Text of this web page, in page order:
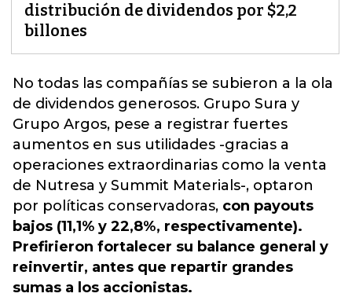
distribución de dividendos por $2,2
billones
No todas las compañías se subieron a la ola
de dividendos generosos. Grupo Sura y
Grupo Argos, pese a registrar fuertes
aumentos en sus utilidades -gracias a
operaciones extraordinarias como la venta
de Nutresa y Summit Materials-, optaron
por políticas conservadoras, con payouts
bajos (11,1% y 22,8%, respectivamente).
Prefirieron fortalecer su balance general y
reinvertir, antes que repartir grandes
sumas a los accionistas.